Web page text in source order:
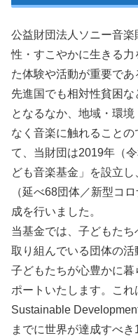
公益財団法人ソニー音
性・すこやかに生きる
た体験や活動が重要であ
先進国でも相対性貧困
となるなか、地域・環
なく音楽に触れること
て、当財団は2019年（
ども音楽基金」を設立
（延べ68団体／新型コ
成を行いました。
当基金では、子どもた
取り組んでいる団体の活
子どもたちが心豊かに
ポートいたします。こ
Sustainable
までに世界が達成すべ